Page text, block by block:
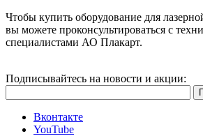
Чтобы купить оборудование для
вы можете проконсультироваться с
специалистами АО Плакарт.
Подписывайтесь на новости и акции:
Вконтакте
YouTube